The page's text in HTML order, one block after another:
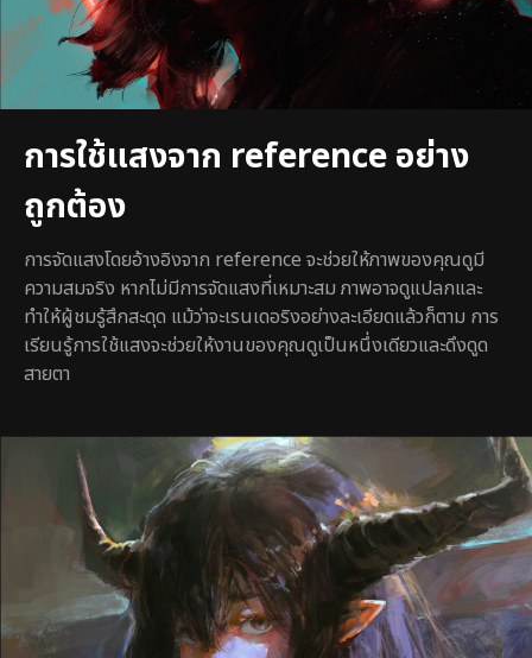
การใช้แสงจาก reference อย่าง
ถูกต้อง
การจัดแสงโดยอ้างอิงจาก reference จะช่วยให้ภาพของคุณดูมี
ความสมจริง หากไม่มีการจัดแสงที่เหมาะสม ภาพอาจดูแปลกและ
ทำให้ผู้ชมรู้สึกสะดุด แม้ว่าจะเรนเดอริงอย่างละเอียดแล้วก็ตาม การ
เรียนรู้การใช้แสงจะช่วยให้งานของคุณดูเป็นหนึ่งเดียวและดึงดูด
สายตา